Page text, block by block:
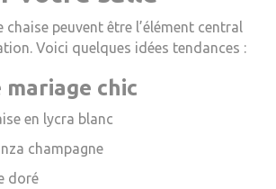
chaise peuvent être l’élément central
Voici quelques idées tendances :
mariage chic
en lycra blanc
champagne
doré